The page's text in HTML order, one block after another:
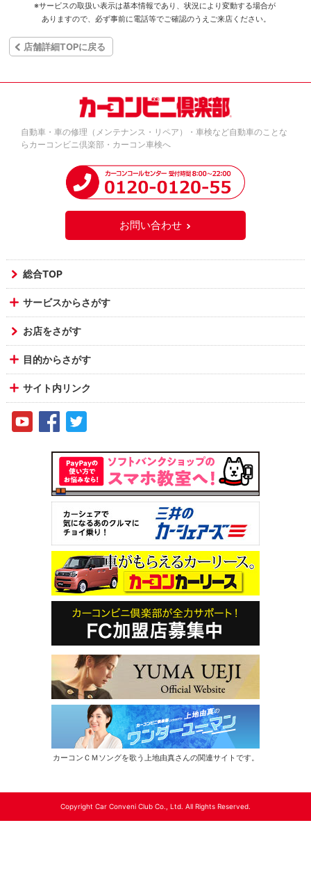
※サービスの取扱い表示は基本情報であり、状況により変動する場合が
ありますので、必ず事前に電話等でご確認のうえご来店ください。
店舗詳細TOPに戻る
自動車・車の修理（メンテナンス・リペア）・車検など自動車のことな
らカーコンビニ倶楽部・カーコン車検へ
お問い合わせ
総合TOP
サービスからさがす
お店をさがす
目的からさがす
サイト内リンク
カーコンＣＭソングを歌う上地由真さんの関連サイトです。
Copyright Car Conveni Club Co., Ltd. All Rights Reserved.